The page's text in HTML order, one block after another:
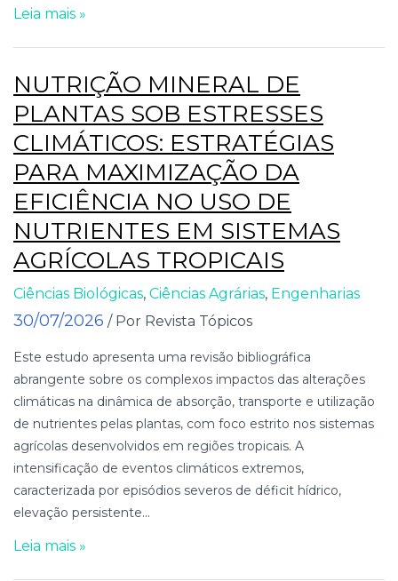
Leia mais »
NUTRIÇÃO MINERAL DE
PLANTAS SOB ESTRESSES
CLIMÁTICOS: ESTRATÉGIAS
PARA MAXIMIZAÇÃO DA
EFICIÊNCIA NO USO DE
NUTRIENTES EM SISTEMAS
AGRÍCOLAS TROPICAIS
Ciências Biológicas, Ciências Agrárias, Engenharias
30/07/2026 / Por Revista Tópicos
Este estudo apresenta uma revisão bibliográfica
abrangente sobre os complexos impactos das alterações
climáticas na dinâmica de absorção, transporte e utilização
de nutrientes pelas plantas, com foco estrito nos sistemas
agrícolas desenvolvidos em regiões tropicais. A
intensificação de eventos climáticos extremos,
caracterizada por episódios severos de déficit hídrico,
elevação persistente...
Leia mais »